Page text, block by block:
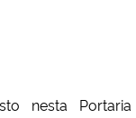
nesta Portaria